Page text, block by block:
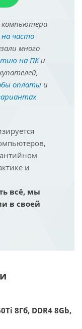
часто
много
на ПКи
оплатыи
и
всё, мы
в своей
8Гб, DDR4 8Gb,